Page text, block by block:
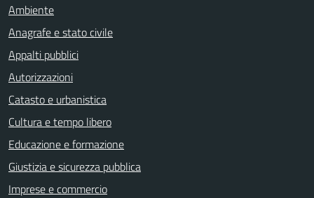
Ambiente
Anagrafe e stato civile
Appalti pubblici
Autorizzazioni
Catasto e urbanistica
Cultura e tempo libero
Educazione e formazione
Giustizia e sicurezza pubblica
Imprese e commercio